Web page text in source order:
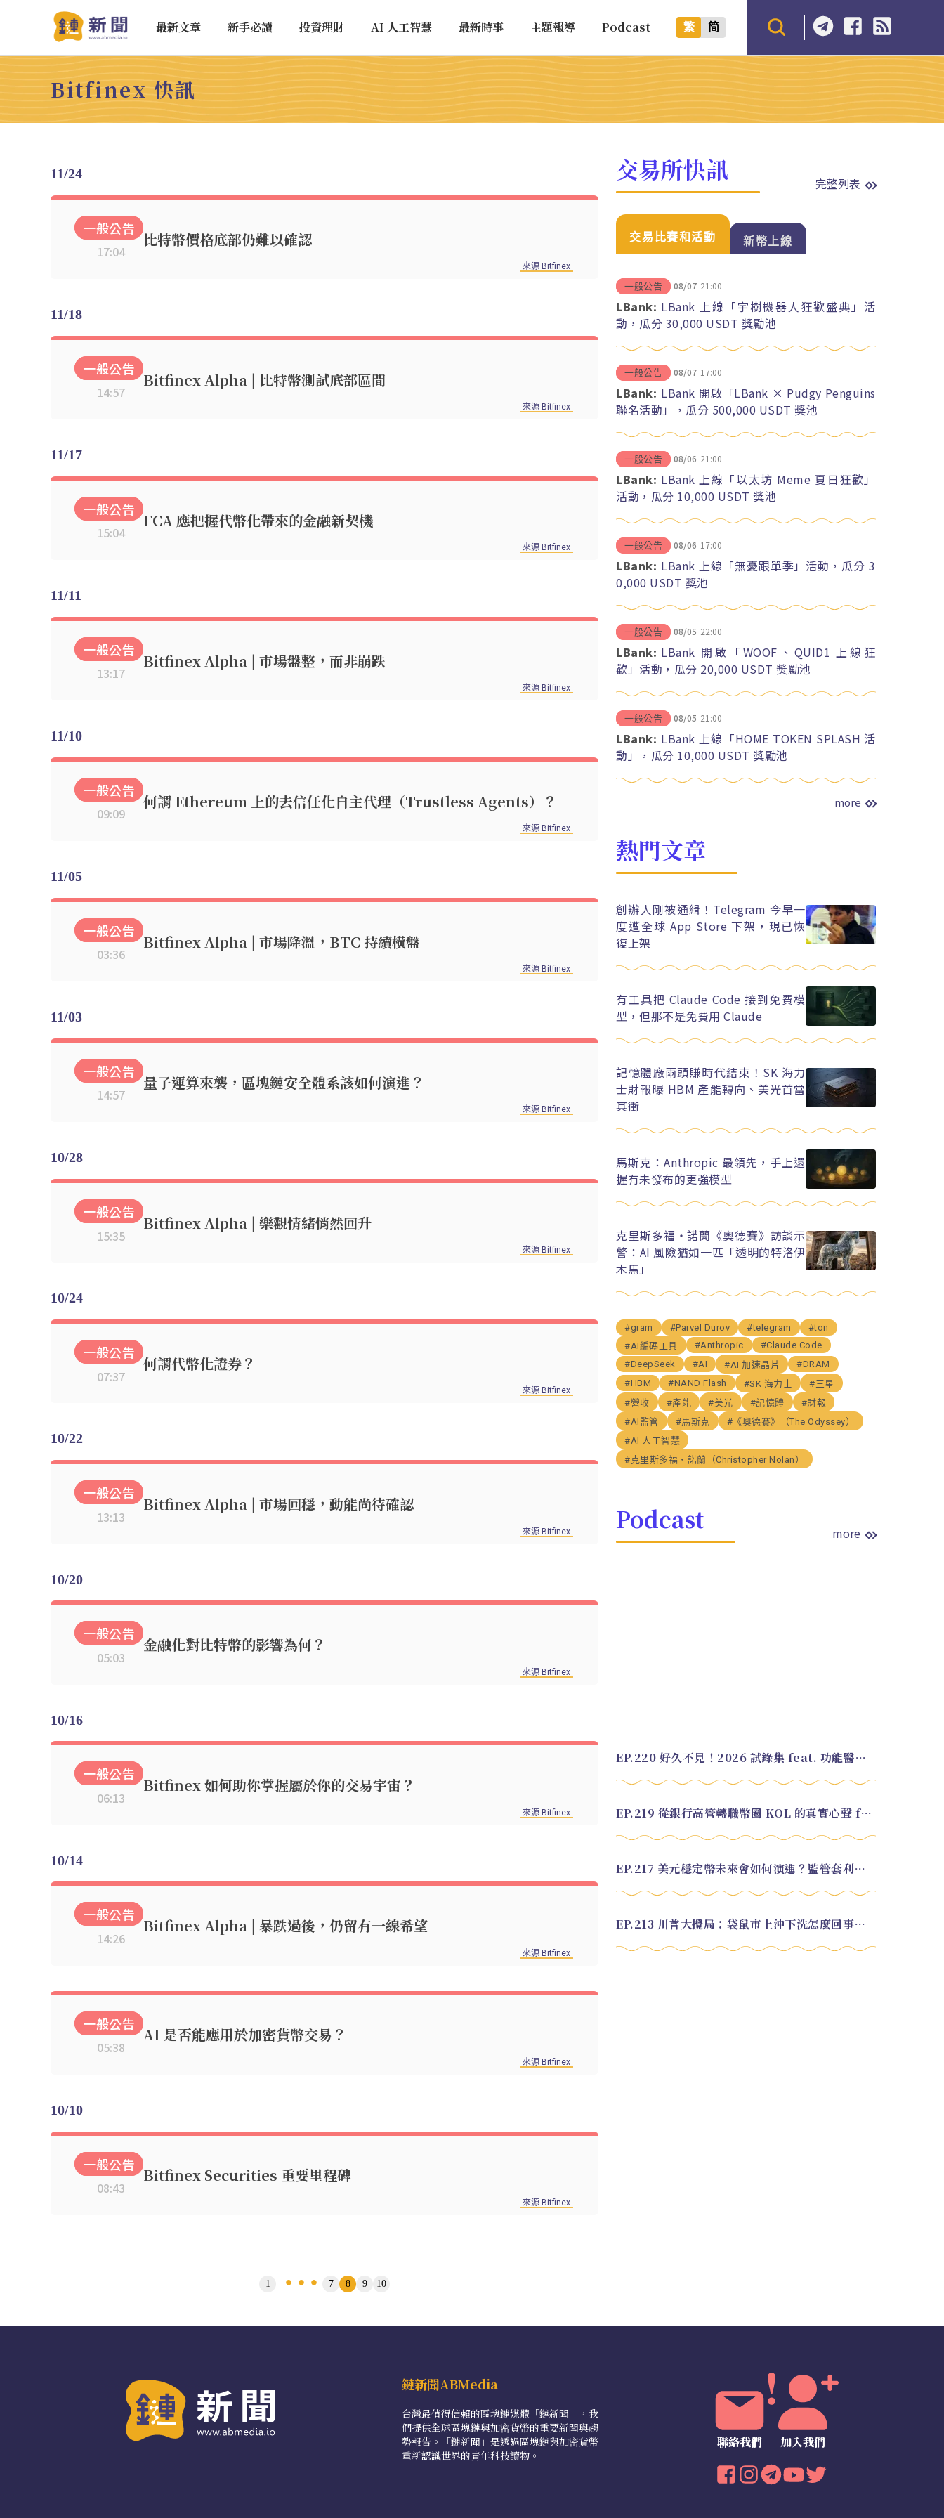
最新文章 新手必讀 投資理財 AI 人工智慧 最新時事 主題報導 Podcast 繁 简
Bitfinex 快訊
11/24
一般公告
17:04
比特幣價格底部仍難以確認
來源 Bitfinex
11/18
一般公告
14:57
Bitfinex Alpha | 比特幣測試底部區間
來源 Bitfinex
11/17
一般公告
15:04
FCA 應把握代幣化帶來的金融新契機
來源 Bitfinex
11/11
一般公告
13:17
Bitfinex Alpha | 市場盤整，而非崩跌
來源 Bitfinex
11/10
一般公告
09:09
何謂 Ethereum 上的去信任化自主代理（Trustless Agents）？
來源 Bitfinex
11/05
一般公告
03:36
Bitfinex Alpha | 市場降溫，BTC 持續橫盤
來源 Bitfinex
11/03
一般公告
14:57
量子運算來襲，區塊鏈安全體系該如何演進？
來源 Bitfinex
10/28
一般公告
15:35
Bitfinex Alpha | 樂觀情緒悄然回升
來源 Bitfinex
10/24
一般公告
07:37
何謂代幣化證券？
來源 Bitfinex
10/22
一般公告
13:13
Bitfinex Alpha | 市場回穩，動能尚待確認
來源 Bitfinex
10/20
一般公告
05:03
金融化對比特幣的影響為何？
來源 Bitfinex
10/16
一般公告
06:13
Bitfinex 如何助你掌握屬於你的交易宇宙？
來源 Bitfinex
10/14
一般公告
14:26
Bitfinex Alpha | 暴跌過後，仍留有一線希望
來源 Bitfinex
一般公告
05:38
AI 是否能應用於加密貨幣交易？
來源 Bitfinex
10/10
一般公告
08:43
Bitfinex Securities 重要里程碑
來源 Bitfinex
分
1 ... 7 8 9 10
交易所快訊 完整列表
交易比賽和活動 新幣上線
一般公告 08/07 21:00
LBank: LBank 上線「宇樹機器人狂歡盛典」活
動，瓜分 30,000 USDT 獎勵池
一般公告 08/07 17:00
LBank: LBank 開啟「LBank × Pudgy Penguins
聯名活動」，瓜分 500,000 USDT 獎池
一般公告 08/06 21:00
LBank: LBank 上線「以太坊 Meme 夏日狂歡」
活動，瓜分 10,000 USDT 獎池
一般公告 08/06 17:00
LBank: LBank 上線「無憂跟單季」活動，瓜分 3
0,000 USDT 獎池
一般公告 08/05 22:00
LBank: LBank 開啟「WOOF、QUID1 上線狂
歡」活動，瓜分 20,000 USDT 獎勵池
一般公告 08/05 21:00
LBank: LBank 上線「HOME TOKEN SPLASH 活
動」，瓜分 10,000 USDT 獎勵池
more
熱門文章
創辦人剛被通緝！Telegram 今早一
度遭全球 App Store 下架，現已恢
復上架
有工具把 Claude Code 接到免費模
型，但那不是免費用 Claude
記憶體廠兩頭賺時代結束！SK 海力
士財報曝 HBM 產能轉向、美光首當
其衝
馬斯克：Anthropic 最領先，手上還
握有未發布的更強模型
克里斯多福・諾蘭《奧德賽》訪談示
警：AI 風險猶如一匹「透明的特洛伊
木馬」
#gram #Parvel Durov #telegram
#ton
#AI編碼工具
#Anthropic
#Claude Code
#DeepSeek
#AI #AI 加速晶片
#DRAM
#HBM
#NAND Flash #SK 海力士
#三星
#營收
#產能 #美光 #記憶體
#財報
#AI監管
#馬斯克
#《奧德賽》（The Odyssey）
#AI 人工智慧
#克里斯多福・諾蘭（Christopher Nolan）
Podcast more
EP.220 好久不見！2026 試錄集 feat. 功能醫學營養師 美寶
EP.219 從銀行高管轉職幣圈 KOL 的真實心聲 feat.龜大
EP.217 美元穩定幣未來會如何演進？監管套利終將收斂？feat. 研究員 余哲安
EP.213 川普大攪局：袋鼠市上沖下洗怎麼回事？feat. Alvin
鏈新聞ABMedia
台灣最值得信賴的區塊鏈媒體「鏈新聞」，我
們提供全球區塊鏈與加密貨幣的重要新聞與趨
勢報告。「鏈新聞」是透過區塊鏈與加密貨幣
重新認識世界的青年科技讀物。
聯絡我們 加入我們